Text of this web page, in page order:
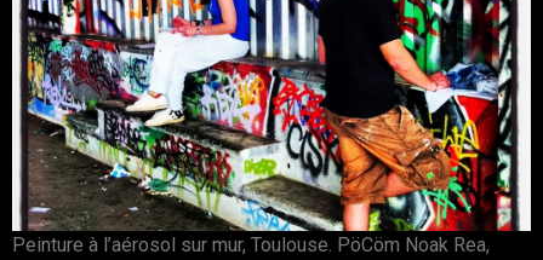
Peinture à l’aérosol sur mur, Toulouse. PöCöm Noak Rea,